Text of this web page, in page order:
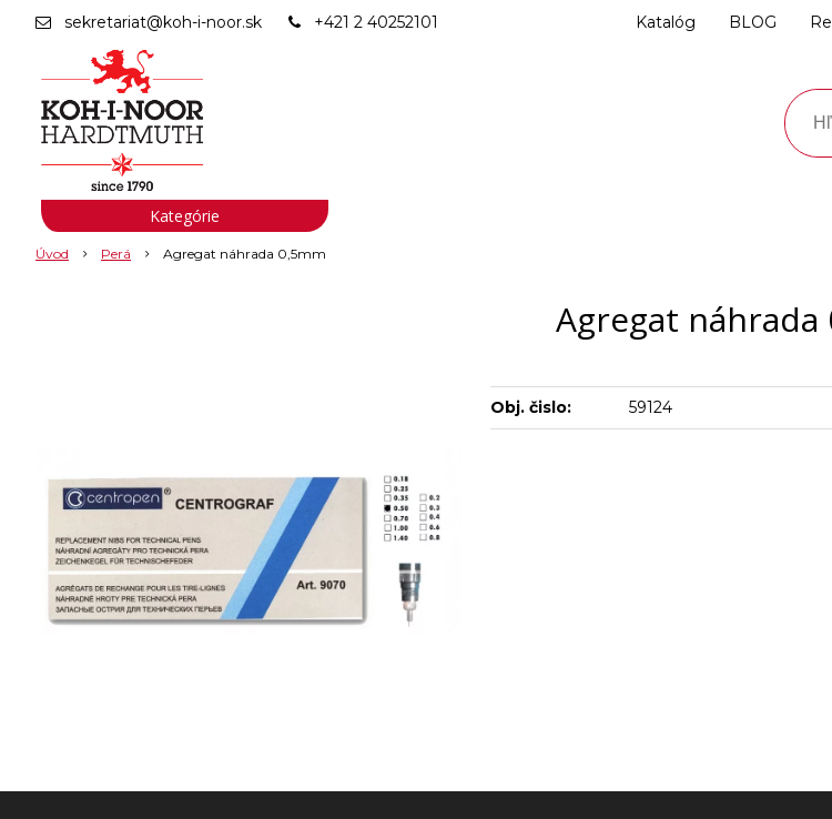
sekretariat@koh-i-noor.sk +421 2 40252101 Katalóg BLOG
Úvod Perá Agregat náhrada 0,5mm
Agregat náhrada
Obj. čislo: 59124
Kategórie